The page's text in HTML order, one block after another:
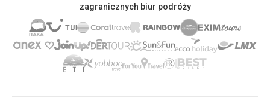
zagranicznych biur podróży